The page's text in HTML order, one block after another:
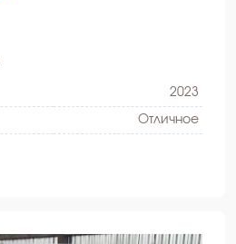
2023
Oтличное